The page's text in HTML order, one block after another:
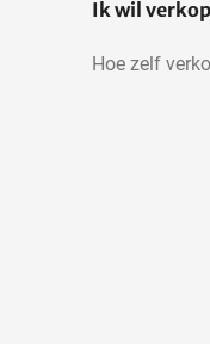
Ik wil
Hoe zelf